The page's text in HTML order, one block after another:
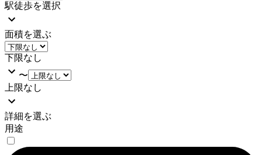
駅徒歩を選択
面積を選ぶ
下限なし
〜
上限なし
詳細を選ぶ
用途